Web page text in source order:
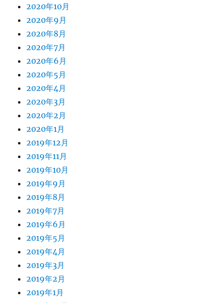
2020年10月
2020年9月
2020年8月
2020年7月
2020年6月
2020年5月
2020年4月
2020年3月
2020年2月
2020年1月
2019年12月
2019年11月
2019年10月
2019年9月
2019年8月
2019年7月
2019年6月
2019年5月
2019年4月
2019年3月
2019年2月
2019年1月